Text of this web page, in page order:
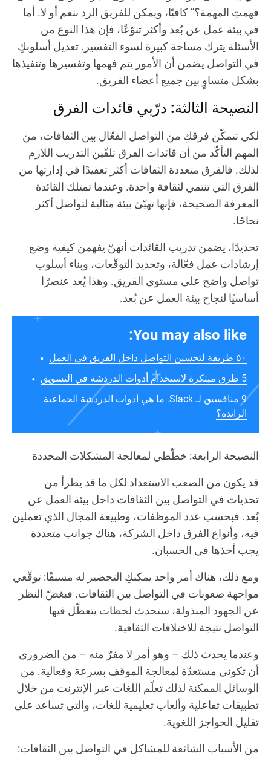
فهمتِ المهمة؟” كافيًا، ويمكن للفريق الرد بنعم أو لا. أما
في بيئة عمل عن بُعد وأكثر تنوّعًا، فإن هذا النوع من
الأسئلة يترك مساحة كبيرة لسوء التفسير. تعديل أسلوبكِ
في التواصل يضمن أن الأمور يتم فهمها وتفسيرها وتنفيذها
بشكل متساوٍ بين جميع أعضاء الفريق.
النصيحة الثالثة: درّبي قائدات الفرق
لكي تتمكّن فرقكِ من التواصل الفعّال بين الثقافات، من
المهم التأكّد من أن قائدات الفرق تلقّين التدريب اللازم
لذلك. فالفرق متعددة الثقافات أكثر تعقيدًا في إدارتها من
الفرق التي تنتمي لثقافة واحدة. وعندما تمتلك القائدة
المعرفة الصحيحة، فإنها تهيّئ بيئة مثالية لتواصل أكثر
نجاحًا.
تحديدًا، يضمن تدريب القائدات أنهنّ يفهمن كيفية وضع
إرشادات عمل فعّالة، وتحديد التوقّعات، وبناء أسلوب
تواصل واضح على مستوى الفريق. وهذا يُعد عنصرًا
أساسيًا لنجاح بيئة العمل عن بُعد.
You may also like:
٥٠ طريقة لتحسين التواصل داخل الفريق في العمل
5 طرق مبتكرة لاستخدام أدوات الدردشة في التسويق
9 منافسين لـ Slack. ما هي أدوات الدردشة الجماعية
الرائدة؟
النصيحة الرابعة: خطّطي لمعالجة المشكلات المحددة
قد يكون من الصعب الاستعداد لكل ما قد يطرأ من
تحديات في التواصل بين الثقافات داخل بيئة العمل عن
بُعد. فبحسب عدد الموظفات، وطبيعة المجال الذي تعملين
فيه، وأنواع الفرق داخل الشركة، هناك جوانب متعددة
يجب أخذها في الحسبان.
ومع ذلك، هناك أمر واحد يمكنكِ التحضير له مسبقًا: توقّعي
مواجهة صعوبات في التواصل بين الثقافات. فبغضّ النظر
عن الجهود المبذولة، ستحدث لحظات يتعطّل فيها
التواصل نتيجة للاختلافات الثقافية.
وعندما يحدث ذلك – وهو أمر لا مفرّ منه – من الضروري
أن تكوني مستعدّة لمعالجة الموقف بسرعة وفعالية. من
الوسائل الممكنة لذلك تعلّم اللغات عبر الإنترنت من خلال
تطبيقات تفاعلية وألعاب تعليمية للغات، والتي تساعد على
تقليل الحواجز اللغوية.
من الأسباب الشائعة للمشاكل في التواصل بين الثقافات: